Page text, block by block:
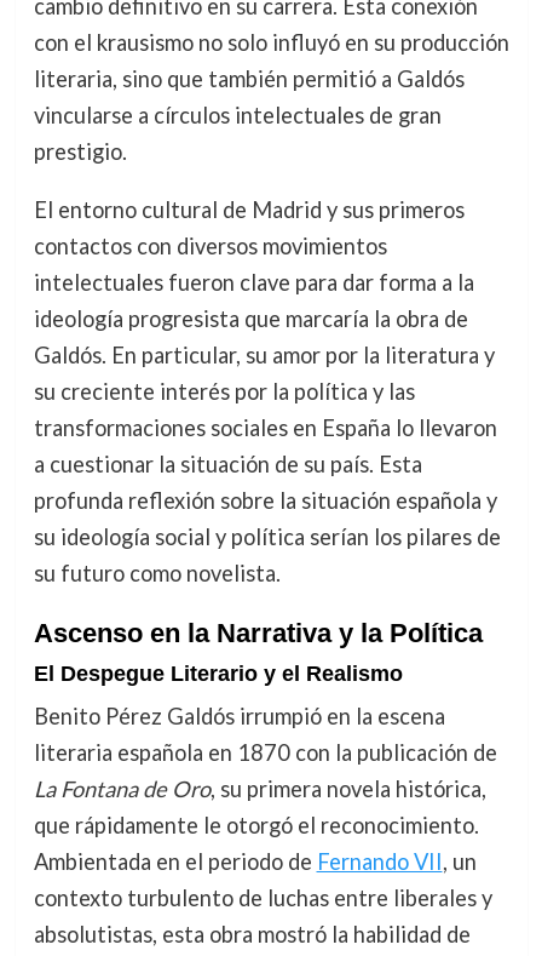
cambio definitivo en su carrera. Esta conexión
con el krausismo no solo influyó en su producción
literaria, sino que también permitió a Galdós
vincularse a círculos intelectuales de gran
prestigio.
El entorno cultural de Madrid y sus primeros
contactos con diversos movimientos
intelectuales fueron clave para dar forma a la
ideología progresista que marcaría la obra de
Galdós. En particular, su amor por la literatura y
su creciente interés por la política y las
transformaciones sociales en España lo llevaron
a cuestionar la situación de su país. Esta
profunda reflexión sobre la situación española y
su ideología social y política serían los pilares de
su futuro como novelista.
Ascenso en la Narrativa y la Política
El Despegue Literario y el Realismo
Benito Pérez Galdós irrumpió en la escena
literaria española en 1870 con la publicación de
La Fontana de Oro, su primera novela histórica,
que rápidamente le otorgó el reconocimiento.
Ambientada en el periodo de Fernando VII, un
contexto turbulento de luchas entre liberales y
absolutistas, esta obra mostró la habilidad de